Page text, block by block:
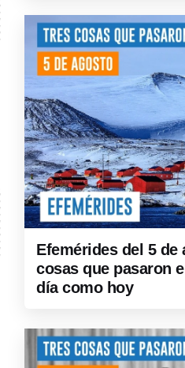
Efemérides del 5 de
cosas que pasaron
día como hoy